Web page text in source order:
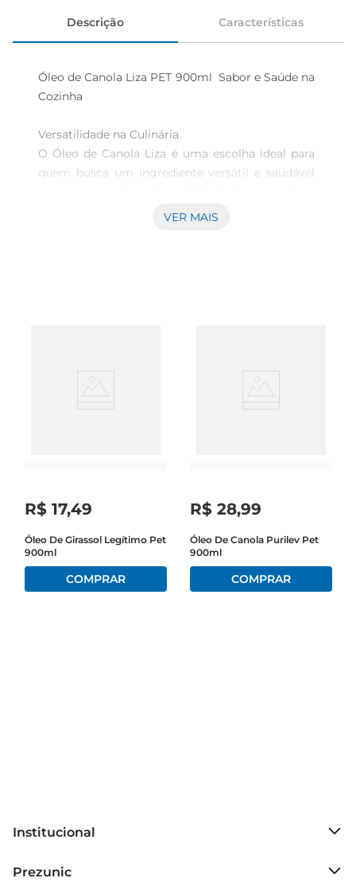
Descrição Características
Óleo de Canola Liza PET 900ml  Sabor e Saúde na
Cozinha
Versatilidade na Culinária
O Óleo de Canola Liza é uma escolha ideal para
quem busca um ingrediente versátil e saudável
este óleo é perfeito para frituras, refogados,
canola é conhecido por suas propriedades
organismo.
Uso Prático e Eficiente
A embalagem PET de 900ml é prática e fácil de
manusear, permitindo que você utilize a
período de até seis meses para garantir que suas
VER MAIS
R$ 17,49
Óleo De Girassol Legítimo Pet
900ml
R$ 28,99
Óleo De Canola Purilev Pet
900ml
Institucional
Prezunic